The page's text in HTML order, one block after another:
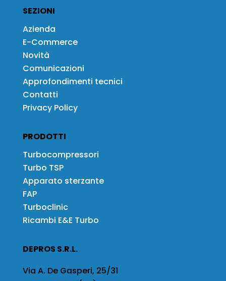
SEZIONI
Azienda
E-Commerce
Novità
Comunicazioni
Approfondimenti tecnici
Contatti
Privacy Policy
PRODOTTI
Turbocompressori
Turbo TSP
Apparato sterzante
FAP
Turboclinic
Ricambi E&E Turbo
DEPROS S.R.L.
Via A. De Gasperi, 25/31